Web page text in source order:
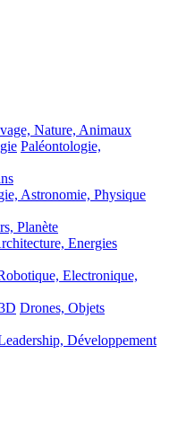
Nature, Animaux
Paléontologie,
Astronomie, Physique
Planète
Energies
Electronique,
Drones, Objets
Développement